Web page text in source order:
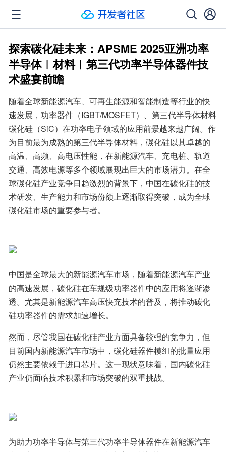
探索碳化硅未来：APSME 2025亚洲功率
半导体︱材料︱第三代功率半导体器件技
术盛宴前瞻
随着全球新能源汽车、可再生能源和智能制造等行业的快
速发展，功率器件（IGBT/MOSFET）、第三代半导体材料
碳化硅（SiC）在功率电子领域的应用前景越来越广阔。作
为目前最为成熟的第三代半导体材料，碳化硅以其卓越的
高温、高频、高电压性能，在新能源汽车、充电桩、轨道
交通、高效电源等多个领域展现出巨大的市场潜力。在全
球碳化硅产业竞争日趋激烈的背景下，中国在碳化硅的技
术研发、生产能力和市场份额上逐渐取得突破，成为全球
碳化硅市场的重要参与者。
中国是全球最大的新能源汽车市场，随着新能源汽车产业
的高速发展，碳化硅在车规级功率器件中的应用将逐渐渗
透。尤其是新能源汽车高压快充技术的普及，将推动碳化
硅功率器件的需求加速增长。
然而，尽管我国在碳化硅产业方面具备较强的竞争力，但
目前国内新能源汽车市场中，碳化硅器件模组的批量应用
仍然主要依赖于进口芯片。这一现状意味着，国内碳化硅
产业仍面临技术积累和市场突破的双重挑战。
为助力功率半导体与第三代功率半导体器件在新能源汽车